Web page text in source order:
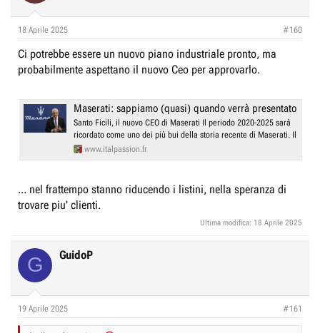
18 Aprile 2025 #160
Ci potrebbe essere un nuovo piano industriale pronto, ma
probabilmente aspettano il nuovo Ceo per approvarlo.
Maserati: sappiamo (quasi) quando verrà presentato il
Santo Ficili, il nuovo CEO di Maserati Il periodo 2020-2025 sarà
ricordato come uno dei più bui della storia recente di Maserati. Il
www.italpassion.fr
... nel frattempo stanno riducendo i listini, nella speranza di
trovare piu' clienti.
Ultima modifica: 18 Aprile 2025
G GuidoP
19 Aprile 2025 #161